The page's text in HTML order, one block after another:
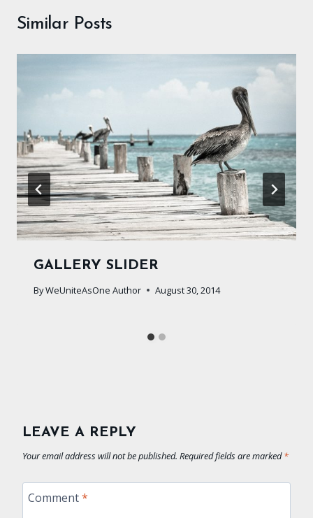
Similar Posts
GALLERY SLIDER
ByWeUniteAsOne Author August 30, 2014
LEAVE A REPLY
Your email address will not be published. Required fields are marked*
Comment*